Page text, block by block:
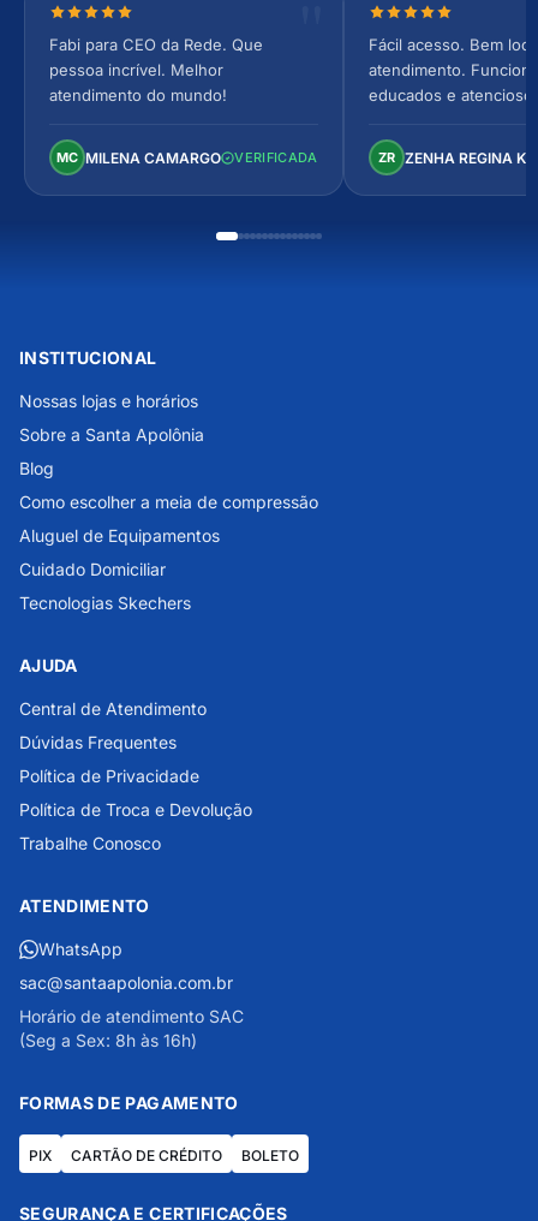
Nota 5 de 5 estrelas
Fabi para CEO da Rede. Que
pessoa incrível. Melhor
atendimento do mundo!
MC MILENA CAMARGO VERIFICADA
Nota 5 de 5
Fácil acesso. Bem
atendimento.
educados e
Perfeito!
ZR ZENHA REGINA
INSTITUCIONAL
Nossas lojas e horários
Sobre a Santa Apolônia
Blog
Como escolher a meia de compressão
Aluguel de Equipamentos
Cuidado Domiciliar
Tecnologias Skechers
AJUDA
Central de Atendimento
Dúvidas Frequentes
Política de Privacidade
Política de Troca e Devolução
Trabalhe Conosco
ATENDIMENTO
WhatsApp
sac@santaapolonia.com.br
Horário de atendimento SAC
(Seg a Sex: 8h às 16h)
FORMAS DE PAGAMENTO
PIX CARTÃO DE CRÉDITO BOLETO
SEGURANÇA E CERTIFICAÇÕES